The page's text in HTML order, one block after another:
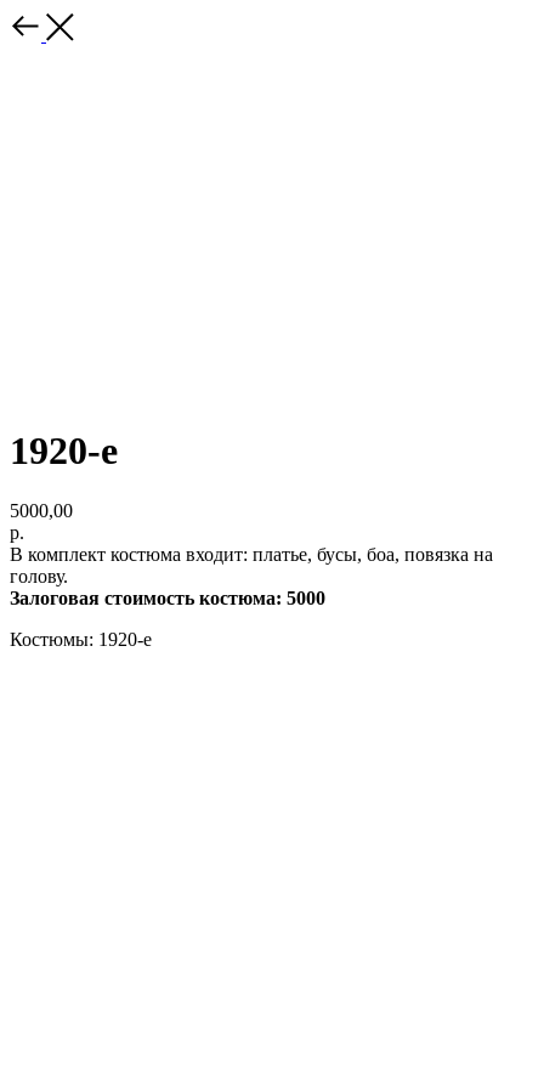
1920-е
5000,00
р.
В комплект костюма входит: платье, бусы, боа, повязка на
голову.
Залоговая стоимость костюма: 5000
Костюмы: 1920-е